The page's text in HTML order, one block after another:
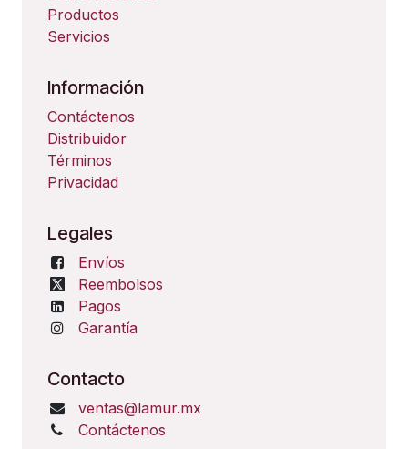
Productos
Servicios
Información
Contáctenos
Distribuidor
Términos
Privacidad
Legales
Envíos
Reembolsos
Pagos
Garantía
Contacto
ventas@lamur.mx
Contáctenos